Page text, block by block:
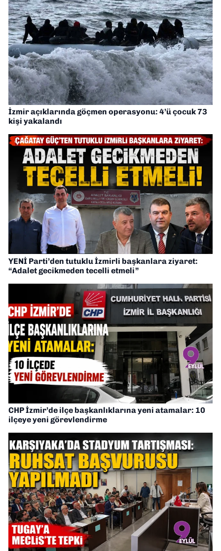
İzmir açıklarında göçmen operasyonu: 4’ü çocuk 73
kişi yakalandı
YENİ Parti’den tutuklu İzmirli başkanlara ziyaret:
“Adalet gecikmeden tecelli etmeli”
CHP İzmir’de ilçe başkanlıklarına yeni atamalar: 10
ilçeye yeni görevlendirme